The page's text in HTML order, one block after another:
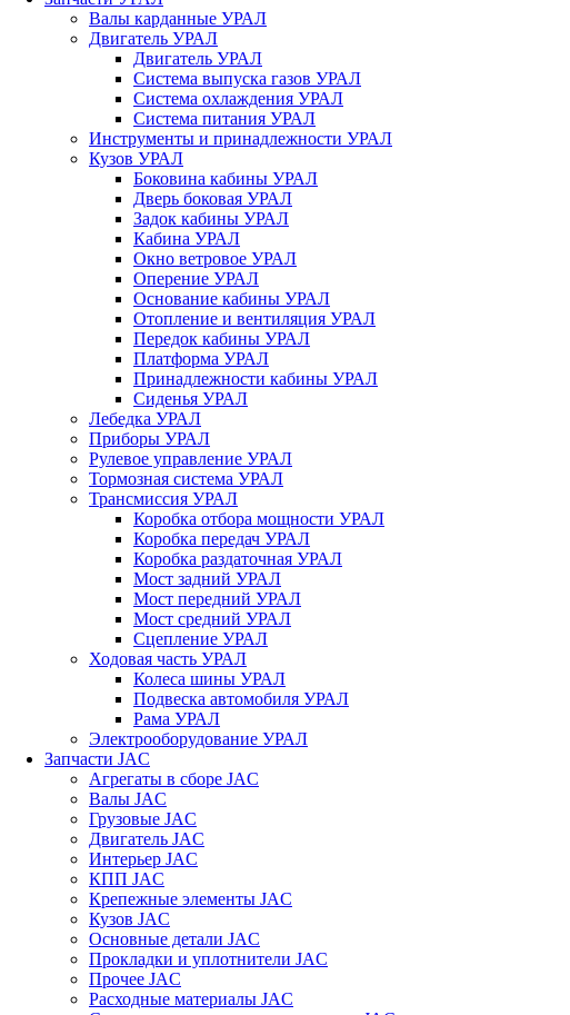
Валы карданные УРАЛ
Двигатель УРАЛ
Двигатель УРАЛ
Система выпуска газов УРАЛ
Система охлаждения УРАЛ
Система питания УРАЛ
Инструменты и принадлежности УРАЛ
Кузов УРАЛ
Боковина кабины УРАЛ
Дверь боковая УРАЛ
Задок кабины УРАЛ
Кабина УРАЛ
Окно ветровое УРАЛ
Оперение УРАЛ
Основание кабины УРАЛ
Отопление и вентиляция УРАЛ
Передок кабины УРАЛ
Платформа УРАЛ
Принадлежности кабины УРАЛ
Сиденья УРАЛ
Лебедка УРАЛ
Приборы УРАЛ
Рулевое управление УРАЛ
Тормозная система УРАЛ
Трансмиссия УРАЛ
Коробка отбора мощности УРАЛ
Коробка передач УРАЛ
Коробка раздаточная УРАЛ
Мост задний УРАЛ
Мост передний УРАЛ
Мост средний УРАЛ
Сцепление УРАЛ
Ходовая часть УРАЛ
Колеса шины УРАЛ
Подвеска автомобиля УРАЛ
Рама УРАЛ
Электрооборудование УРАЛ
Запчасти JAC
Агрегаты в сборе JAC
Валы JAC
Грузовые JAC
Двигатель JAC
Интерьер JAC
КПП JAC
Крепежные элементы JAC
Кузов JAC
Основные детали JAC
Прокладки и уплотнители JAC
Прочее JAC
Расходные материалы JAC